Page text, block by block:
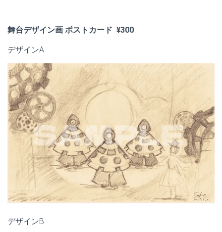
舞台デザイン画 ポストカード ¥300
デザインA
デザインB